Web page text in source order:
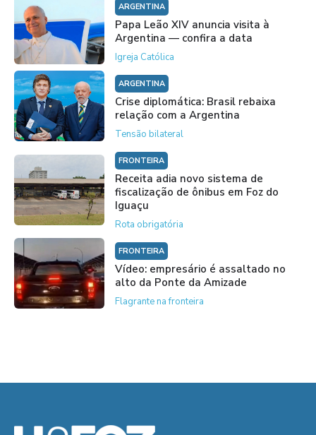
ARGENTINA
Papa Leão XIV anuncia visita à
Argentina — confira a data
Igreja Católica
ARGENTINA
Crise diplomática: Brasil rebaixa
relação com a Argentina
Tensão bilateral
FRONTEIRA
Receita adia novo sistema de
fiscalização de ônibus em Foz do
Iguaçu
Rota obrigatória
FRONTEIRA
Vídeo: empresário é assaltado no
alto da Ponte da Amizade
Flagrante na fronteira